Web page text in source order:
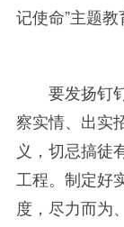
记使命”主题教
要发扬钉
察实情、出实
义，切忌搞徒
工程。制定好
度，尽力而为